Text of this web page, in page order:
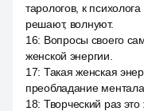
тарологов, к
решают, волнуют.
16: Вопросы своего
женской энергии.
17: Такая женская
преобладание
18: Творческий раз